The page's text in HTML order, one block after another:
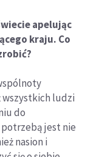
apelując
kraju. Co
wszystkich ludzi
do
jest nie
nasion i